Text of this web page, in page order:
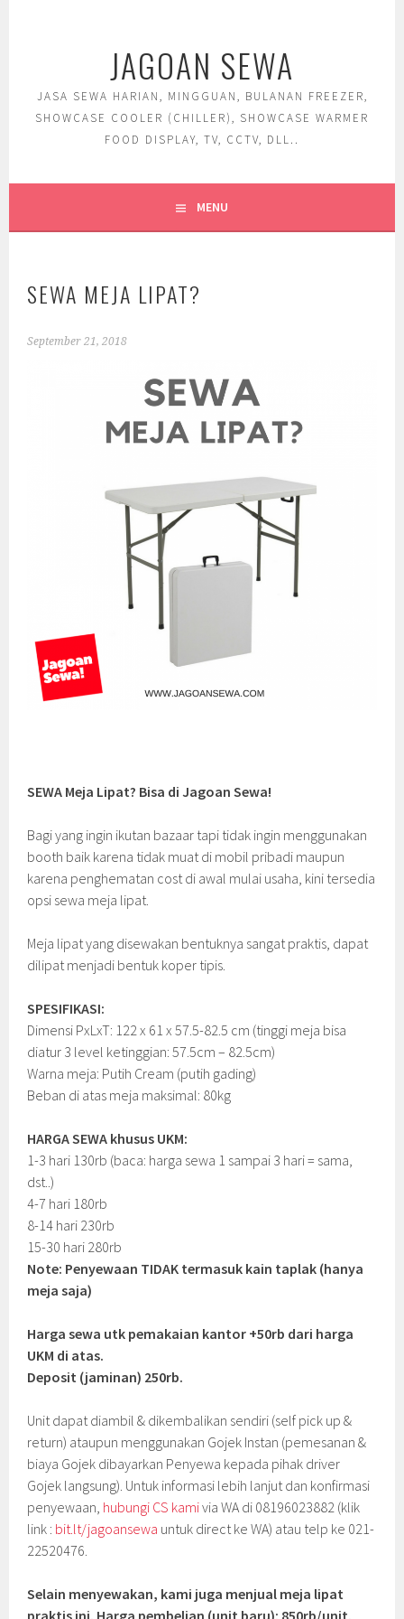
JAGOAN SEWA
JASA SEWA HARIAN, MINGGUAN, BULANAN FREEZER,
SHOWCASE COOLER (CHILLER), SHOWCASE WARMER
FOOD DISPLAY, TV, CCTV, DLL..
MENU
SEWA MEJA LIPAT?
September 21, 2018
SEWA Meja Lipat? Bisa di Jagoan Sewa!
Bagi yang ingin ikutan bazaar tapi tidak ingin menggunakan
booth baik karena tidak muat di mobil pribadi maupun
karena penghematan cost di awal mulai usaha, kini tersedia
opsi sewa meja lipat.
Meja lipat yang disewakan bentuknya sangat praktis, dapat
dilipat menjadi bentuk koper tipis.
SPESIFIKASI:
Dimensi PxLxT: 122 x 61 x 57.5-82.5 cm (tinggi meja bisa
diatur 3 level ketinggian: 57.5cm – 82.5cm)
Warna meja: Putih Cream (putih gading)
Beban di atas meja maksimal: 80kg
HARGA SEWA khusus UKM:
1-3 hari 130rb (baca: harga sewa 1 sampai 3 hari = sama,
dst..)
4-7 hari 180rb
8-14 hari 230rb
15-30 hari 280rb
Note: Penyewaan TIDAK termasuk kain taplak (hanya
meja saja)
Harga sewa utk pemakaian kantor +50rb dari harga
UKM di atas.
Deposit (jaminan) 250rb.
Unit dapat diambil & dikembalikan sendiri (self pick up &
return) ataupun menggunakan Gojek Instan (pemesanan &
biaya Gojek dibayarkan Penyewa kepada pihak driver
Gojek langsung). Untuk informasi lebih lanjut dan konfirmasi
penyewaan, hubungi CS kamivia WA di 08196023882 (klik
link : bit.lt/jagoansewa untuk direct ke WA) atau telp ke 021-
22520476.
Selain menyewakan, kami juga menjual meja lipat